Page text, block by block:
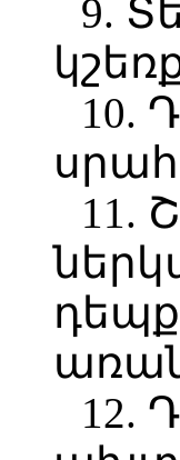
9.
10.
սրահ
11.
12.